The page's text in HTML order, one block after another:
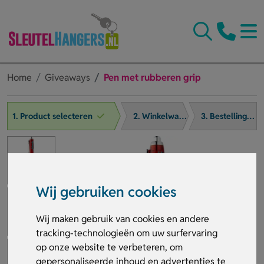
Wij gebruiken cookies
Wij maken gebruik van cookies en andere
tracking-technologieën om uw surfervaring
op onze website te verbeteren, om
gepersonaliseerde inhoud en advertenties te
Home Giveaways Pen met rubberen grip
1. Product selecteren 2. Winkelwagen 3. Bestelling afronden